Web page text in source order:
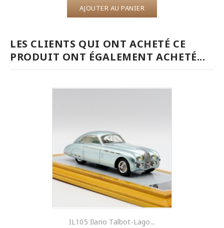
AJOUTER AU PANIER
LES CLIENTS QUI ONT ACHETÉ CE
PRODUIT ONT ÉGALEMENT ACHETÉ...
IL105 Ilario Talbot-Lago...